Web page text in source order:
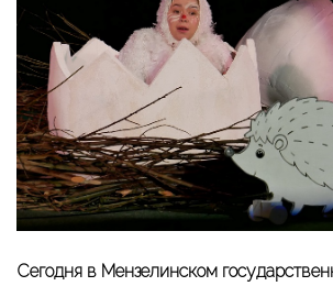
Сегодня в Мензелинском